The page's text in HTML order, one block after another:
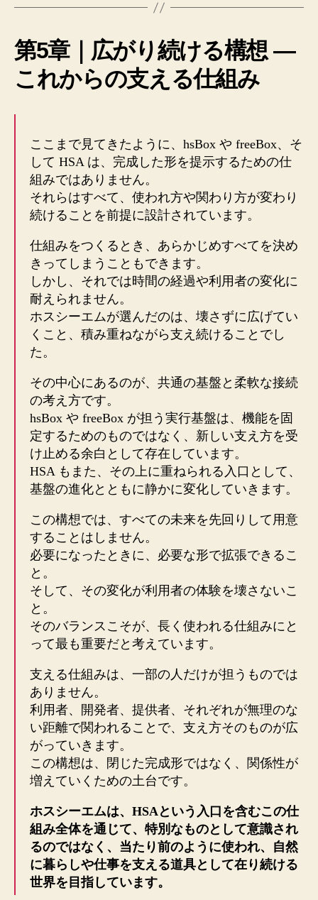
第5章｜広がり続ける構想 ―
これからの支える仕組み
ここまで見てきたように、hsBox や freeBox、そ
して HSA は、完成した形を提示するための仕
組みではありません。
それらはすべて、使われ方や関わり方が変わり
続けることを前提に設計されています。
仕組みをつくるとき、あらかじめすべてを決め
きってしまうこともできます。
しかし、それでは時間の経過や利用者の変化に
耐えられません。
ホスシーエムが選んだのは、壊さずに広げてい
くこと、積み重ねながら支え続けることでし
た。
その中心にあるのが、共通の基盤と柔軟な接続
の考え方です。
hsBox や freeBox が担う実行基盤は、機能を固
定するためのものではなく、新しい支え方を受
け止める余白として存在しています。
HSA もまた、その上に重ねられる入口として、
基盤の進化とともに静かに変化していきます。
この構想では、すべての未来を先回りして用意
することはしません。
必要になったときに、必要な形で拡張できるこ
と。
そして、その変化が利用者の体験を壊さないこ
と。
そのバランスこそが、長く使われる仕組みにと
って最も重要だと考えています。
支える仕組みは、一部の人だけが担うものでは
ありません。
利用者、開発者、提供者、それぞれが無理のな
い距離で関われることで、支え方そのものが広
がっていきます。
この構想は、閉じた完成形ではなく、関係性が
増えていくための土台です。
ホスシーエムは、HSAという入口を含むこの仕
組み全体を通じて、特別なものとして意識され
るのではなく、当たり前のように使われ、自然
に暮らしや仕事を支える道具として在り続ける
世界を目指しています。